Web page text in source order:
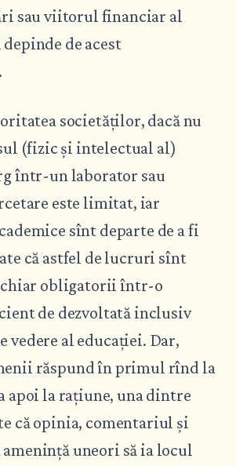
sau viitorul financiar al
de acest
societăților, dacă nu
(fizic și intelectual al)
într-un laborator sau
este limitat, iar
sînt departe de a fi
că astfel de lucruri sînt
obligatorii într-o
de dezvoltată inclusiv
vedere al educației. Dar,
răspund în primul rînd la
apoi la rațiune, una dintre
că opinia, comentariul și
uneori să ia locul